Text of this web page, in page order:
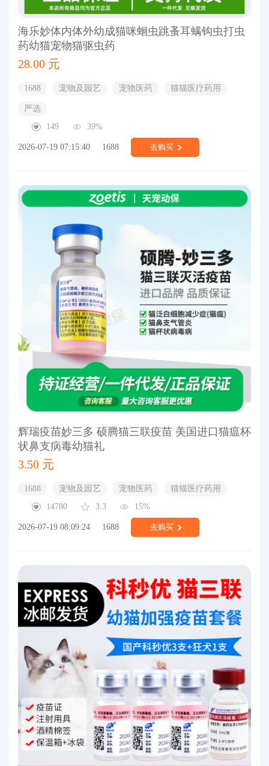
海乐妙体内体外幼成猫咪蛔虫跳蚤耳螨钩虫打虫
药幼猫宠物猫驱虫药
28.00 元
1688 宠物及园艺 宠物医药 猫猫医疗药用
严选
149
39%
2026-07-19 07:15:40 1688 去购买
辉瑞疫苗妙三多 硕腾猫三联疫苗 美国进口猫瘟杯
状鼻支病毒幼猫礼
3.50 元
1688 宠物及园艺 宠物医药
猫猫医疗药用
14780
3.3 15%
2026-07-19 08:09:24 1688 去购买